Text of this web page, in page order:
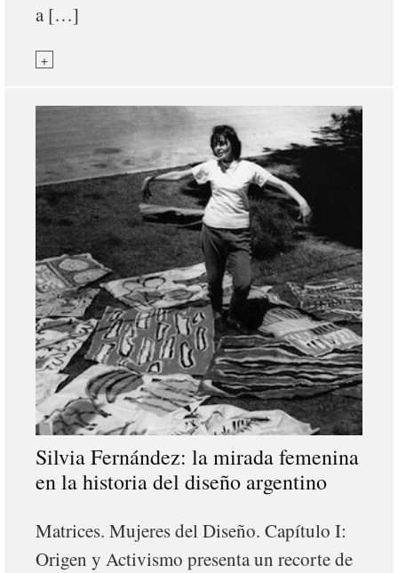
a […]
+
Silvia Fernández: la mirada femenina
en la historia del diseño argentino
Matrices. Mujeres del Diseño. Capítulo I:
Origen y Activismo presenta un recorte de